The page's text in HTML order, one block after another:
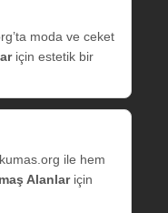
moda ve ceket
için estetik bir
ile hem
Alanlariçin